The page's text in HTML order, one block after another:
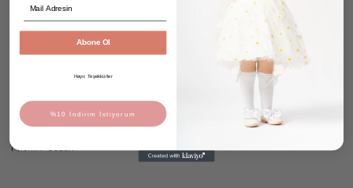
₺ 279.90
1 Renk 7 Beden
8 Renk 6 Beden
Abone Ol
Hayır, Teşekkürler
%10 İndirim İstiyorum